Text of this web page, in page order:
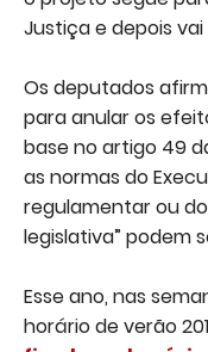
Justiça e depois
Os deputados
para anular os
base no artigo 49
as normas do
regulamentar ou
legislativa” podem
Esse ano, nas
horário de verão